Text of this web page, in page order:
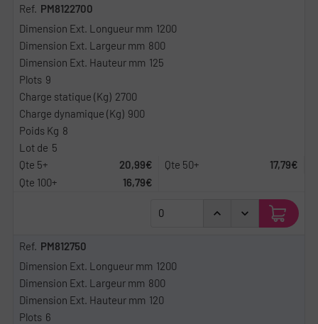
PM8122700
1200
800
125
9
2700
900
8
5
20,99€
17,79€
16,79€
PM812750
1200
800
120
6